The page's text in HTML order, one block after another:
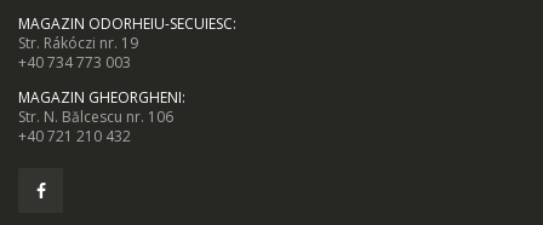
MAGAZIN ODORHEIU-SECUIESC:
Str. Rákóczi nr. 19
+40 734 773 003
MAGAZIN GHEORGHENI:
Str. N. Bălcescu nr. 106
+40 721 210 432